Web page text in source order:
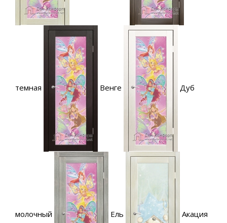
темная Венге Дуб
молочный Ель Акация